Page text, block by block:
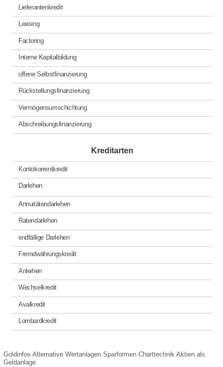
Lieferantenkredit
Leasing
Factoring
Interne Kapitalbildung
offene Selbstfinanzierung
Rückstellungsfinanzierung
Vermögensumschichtung
Abschreibungsfinanzierung
Kreditarten
Kontokorrentkredit
Darlehen
Annuitätendarlehen
Ratendarlehen
endfällige Darlehen
Fremdwährungskredit
Anleihen
Wechselkredit
Avalkredit
Lombardkredit
Goldinfos Alternative Wertanlagen Sparformen Charttechnik Aktien als
Geldanlage